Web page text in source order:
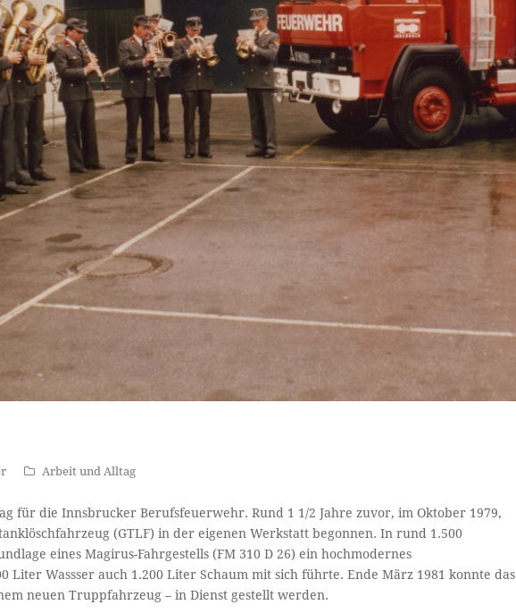
Arbeit und Alltag
für die Innsbrucker Berufsfeuerwehr. Rund 1 1/2 Jahre zuvor, im Oktober 1979,
(GTLF) in der eigenen Werkstatt begonnen. In rund 1.500
eines Magirus-Fahrgestells (FM 310 D 26) ein hochmodernes
Liter Wassser auch 1.200 Liter Schaum mit sich führte. Ende März 1981 konnte das
neuen Truppfahrzeug – in Dienst gestellt werden.